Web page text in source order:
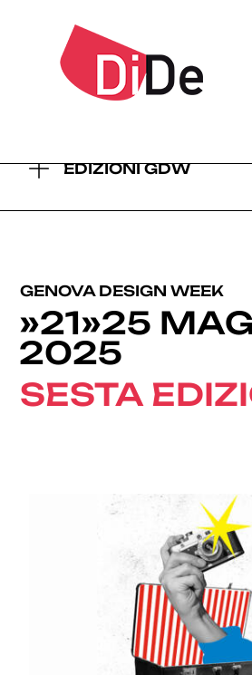
EDIZIONI GDW
GENOVA DESIGN WEEK
»21»25
2025
SESTA
2026 2025 2024 2023 2022